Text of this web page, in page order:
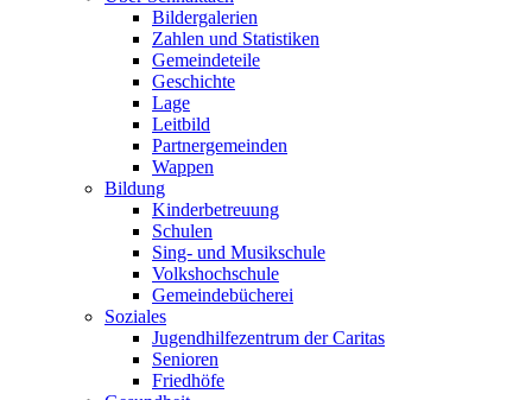
Bildergalerien
Zahlen und Statistiken
Gemeindeteile
Geschichte
Lage
Leitbild
Partnergemeinden
Wappen
Bildung
Kinderbetreuung
Schulen
Sing- und Musikschule
Volkshochschule
Gemeindebücherei
Soziales
Jugendhilfezentrum der Caritas
Senioren
Friedhöfe